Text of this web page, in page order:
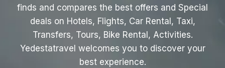
finds and compares the best offers and Special
deals on Hotels, Flights, Car Rental, Taxi,
Transfers, Tours, Bike Rental, Activities.
Yedestatravel welcomes you to discover your
best experience.